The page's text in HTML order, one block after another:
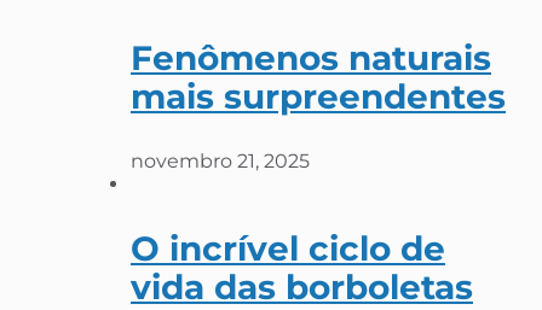
Fenômenos naturais
mais surpreendentes
novembro 21, 2025
O incrível ciclo de
vida das borboletas